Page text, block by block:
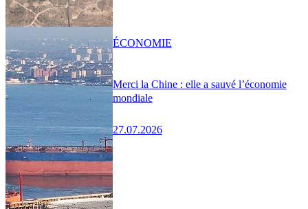
Merci la Chine : elle a sauvé l’économie
mondiale
27.07.2026
ÉCONOMIE